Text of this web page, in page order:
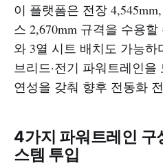
이 플랫폼은 전장
스 2,670mm 규격을 수용
와 3열 시트 배치도 가능하
브리드·전기 파워트레인
연성을 갖춰 향후 전동화
4가지 파워트레인 구
스템 투입